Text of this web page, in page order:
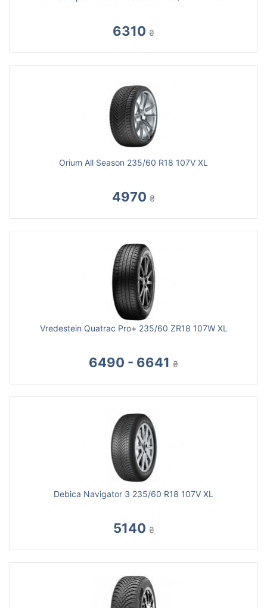
6310 ₴
Orium All Season 235/60 R18 107V XL
4970 ₴
Vredestein Quatrac Pro+ 235/60 ZR18 107W XL
6490 - 6641 ₴
Debica Navigator 3 235/60 R18 107V XL
5140 ₴